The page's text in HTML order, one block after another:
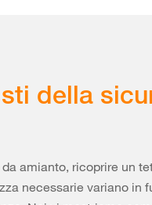
della
amianto, ricoprire un
necessarie variano in